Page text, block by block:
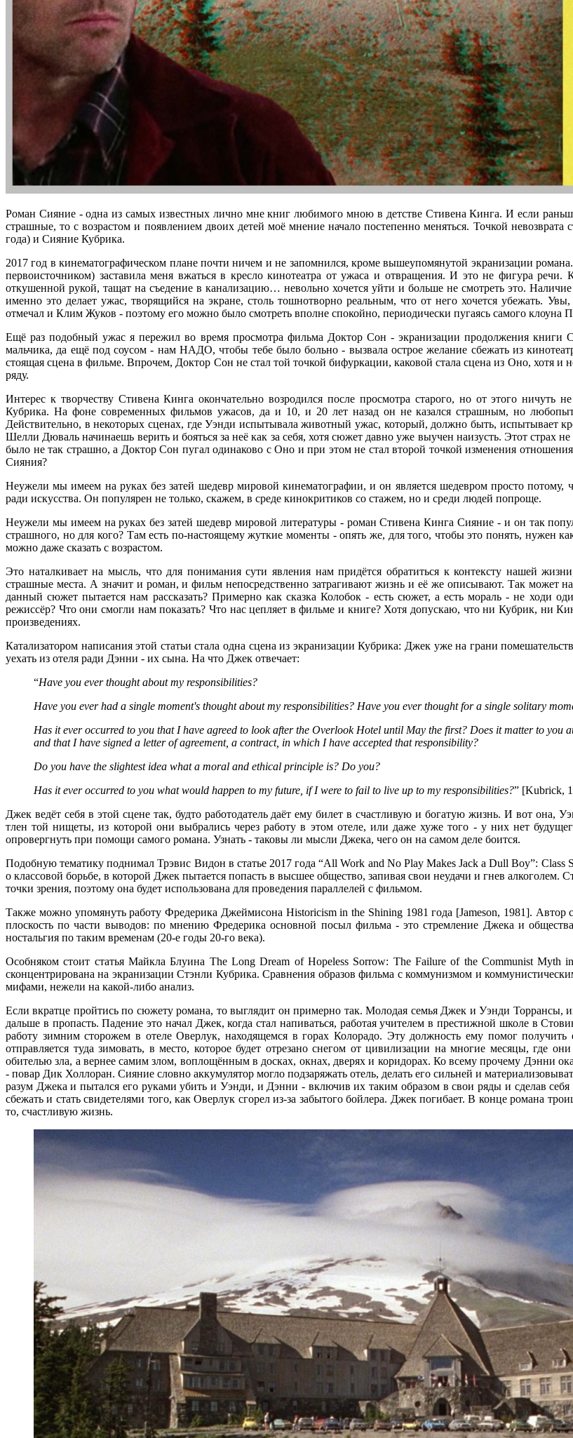
Роман Сияние - одна из самых известных лично мне книг любимого мною в детстве Стивена Кинга. И если
страшные, то с возрастом и появлением двоих детей моё мнение начало постепенно меняться. Точкой
года) и Сияние Кубрика.
2017 год в кинематографическом плане почти ничем и не запомнился, кроме вышеупомянутой экранизации
первоисточником) заставила меня вжаться в кресло кинотеатра от ужаса и отвращения. И это не фигура
откушенной рукой, тащат на съедение в канализацию… невольно хочется уйти и больше не смотреть это. Наличие
именно это делает ужас, творящийся на экране, столь тошнотворно реальным, что от него хочется убежать.
отмечал и Клим Жуков - поэтому его можно было смотреть вполне спокойно, периодически пугаясь самого клоуна
Ещё раз подобный ужас я пережил во время просмотра фильма Доктор Сон - экранизации продолжения книги
мальчика, да ещё под соусом - нам НАДО, чтобы тебе было больно - вызвала острое желание сбежать из
стоящая сцена в фильме. Впрочем, Доктор Сон не стал той точкой бифуркации, каковой стала сцена из Оно, хотя и
ряду.
Интерес к творчеству Стивена Кинга окончательно возродился после просмотра старого, но от этого
Кубрика. На фоне современных фильмов ужасов, да и 10, и 20 лет назад он не казался страшным, но
Действительно, в некоторых сценах, где Уэнди испытывала животный ужас, который, должно быть, испытывает
Шелли Дюваль начинаешь верить и бояться за неё как за себя, хотя сюжет давно уже выучен наизусть. Этот
было не так страшно, а Доктор Сон пугал одинаково с Оно и при этом не стал второй точкой изменения
Сияния?
Неужели мы имеем на руках без затей шедевр мировой кинематографии, и он является шедевром просто
ради искусства. Он популярен не только, скажем, в среде кинокритиков со стажем, но и среди людей попроще.
Неужели мы имеем на руках без затей шедевр мировой литературы - роман Стивена Кинга Сияние - и он так
страшного, но для кого? Там есть по-настоящему жуткие моменты - опять же, для того, чтобы это понять, нужен
можно даже сказать с возрастом.
Это наталкивает на мысль, что для понимания сути явления нам придётся обратиться к контексту нашей
страшные места. А значит и роман, и фильм непосредственно затрагивают жизнь и её же описывают. Так может
данный сюжет пытается нам рассказать? Примерно как сказка Колобок - есть сюжет, а есть мораль - не ходи
режиссёр? Что они смогли нам показать? Что нас цепляет в фильме и книге? Хотя допускаю, что ни Кубрик, ни
произведениях.
Катализатором написания этой статьи стала одна сцена из экранизации Кубрика: Джек уже на грани
уехать из отеля ради Дэнни - их сына. На что Джек отвечает:
“Have you ever thought about my responsibilities?
Have you ever had a single moment's thought about my responsibilities? Have you ever thought for a single solitary
Has it ever occurred to you that I have agreed to look after the Overlook Hotel until May the first? Does it matter to you
and that I have signed a letter of agreement, a contract, in which I have accepted that responsibility?
Do you have the slightest idea what a moral and ethical principle is? Do you?
Has it ever occurred to you what would happen to my future, if I were to fail to live up to my responsibilities?” [Kubrick,
Джек ведёт себя в этой сцене так, будто работодатель даёт ему билет в счастливую и богатую жизнь. И вот она,
тлен той нищеты, из которой они выбрались через работу в этом отеле, или даже хуже того - у них нет
опровергнуть при помощи самого романа. Узнать - таковы ли мысли Джека, чего он на самом деле боится.
Подобную тематику поднимал Трэвис Видон в статье 2017 года “All Work and No Play Makes Jack a Dull Boy”:
о классовой борьбе, в которой Джек пытается попасть в высшее общество, запивая свои неудачи и гнев алкоголем.
точки зрения, поэтому она будет использована для проведения параллелей с фильмом.
Также можно упомянуть работу Фредерика Джеймисона Historicism in the Shining 1981 года [Jameson, 1981]. Автор
плоскость по части выводов: по мнению Фредерика основной посыл фильма - это стремление Джека и
ностальгия по таким временам (20-е годы 20-го века).
Особняком стоит статья Майкла Блуина The Long Dream of Hopeless Sorrow: The Failure of the Communist Myth
сконцентрирована на экранизации Стэнли Кубрика. Сравнения образов фильма с коммунизмом и
мифами, нежели на какой-либо анализ.
Если вкратце пройтись по сюжету романа, то выглядит он примерно так. Молодая семья Джек и Уэнди
дальше в пропасть. Падение это начал Джек, когда стал напиваться, работая учителем в престижной школе в
работу зимним сторожем в отеле Оверлук, находящемся в горах Колорадо. Эту должность ему помог
отправляется туда зимовать, в место, которое будет отрезано снегом от цивилизации на многие месяцы, где
обителью зла, а вернее самим злом, воплощённым в досках, окнах, дверях и коридорах. Ко всему прочему Дэнни
- повар Дик Холлоран. Сияние словно аккумулятор могло подзаряжать отель, делать его сильней и
разум Джека и пытался его руками убить и Уэнди, и Дэнни - включив их таким образом в свои ряды и сделав
сбежать и стать свидетелями того, как Оверлук сгорел из-за забытого бойлера. Джек погибает. В конце романа
то, счастливую жизнь.